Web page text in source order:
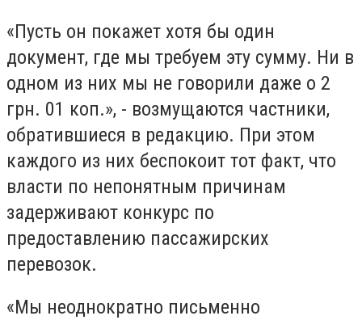
«Пусть он покажет хотя бы один
документ, где мы требуем эту сумму. Ни в
одном из них мы не говорили даже о 2
грн. 01 коп.», - возмущаются частники,
обратившиеся в редакцию. При этом
каждого из них беспокоит тот факт, что
власти по непонятным причинам
задерживают конкурс по
предоставлению пассажирских
перевозок.
«Мы неоднократно письменно